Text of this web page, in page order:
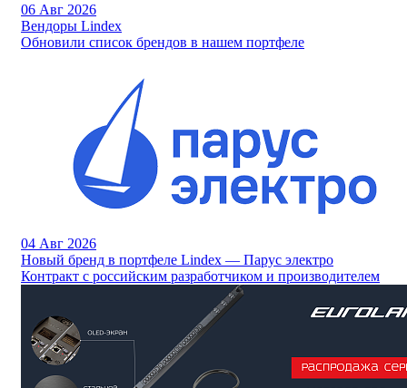
06 Авг 2026
Вендоры Lindex
Обновили список брендов в нашем портфеле
04 Авг 2026
Новый бренд в портфеле Lindex — Парус электро
Контракт с российским разработчиком и производителем